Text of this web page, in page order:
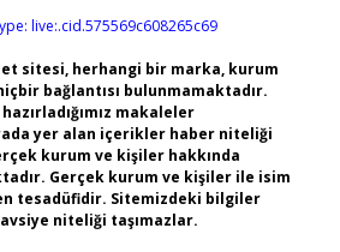
live:.cid.575569c608265c69
sitesi, herhangi bir marka, kurum
bağlantısı bulunmamaktadır.
makaleler
yer alan içerikler haber niteliği
kurum ve kişiler hakkında
Gerçek kurum ve kişiler ile isim
tesadüfidir. Sitemizdeki bilgiler
niteliği taşımazlar.